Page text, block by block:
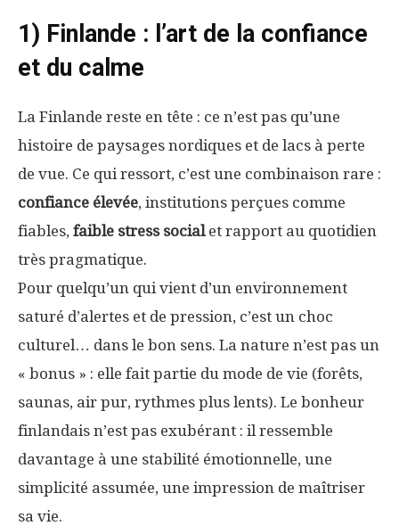
1) Finlande : l’art de la confiance
et du calme
La Finlande reste en tête : ce n’est pas qu’une
histoire de paysages nordiques et de lacs à perte
de vue. Ce qui ressort, c’est une combinaison rare :
confiance élevée, institutions perçues comme
fiables, faible stress socialet rapport au quotidien
très pragmatique.
Pour quelqu’un qui vient d’un environnement
saturé d’alertes et de pression, c’est un choc
culturel… dans le bon sens. La nature n’est pas un
« bonus » : elle fait partie du mode de vie (forêts,
saunas, air pur, rythmes plus lents). Le bonheur
finlandais n’est pas exubérant : il ressemble
davantage à une stabilité émotionnelle, une
simplicité assumée, une impression de maîtriser
sa vie.